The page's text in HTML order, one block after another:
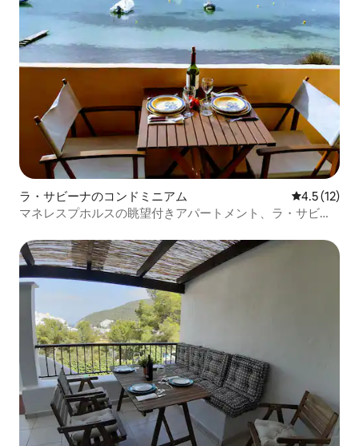
ラ・サビーナのコンドミニアム レビュー12
4.5 (12)
マネレスプホルスの眺望付きアパートメント、ラ・サビー